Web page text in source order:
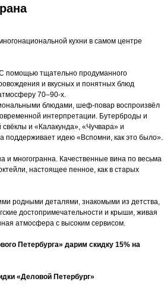
кухни в самом центре
тщательно продуманного
и вкусных и понятных блюд
70–90-х.
блюдами, шеф-повар воспроизвёл
интерпретации. Бутерброды и
и «Калакунда», «Чучвара» и
поддерживает идею «Вспомни, как это было».
многогранна. Качественные вина по весьма
настоящее пенное, как в старых
родными деталями, знакомыми из детства,
достопримечательности и крыши, живая
атмосфера с высоким сервисом.
Петербурга» дарим скидку 15% на
«Деловой Петербург»